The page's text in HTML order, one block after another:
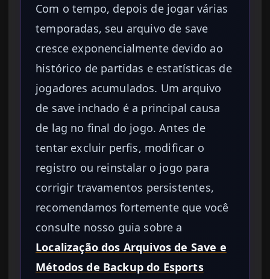
Com o tempo, depois de jogar várias
temporadas, seu arquivo de save
cresce exponencialmente devido ao
histórico de partidas e estatísticas de
jogadores acumulados. Um arquivo
de save inchado é a principal causa
de lag no final do jogo. Antes de
tentar excluir perfis, modificar o
registro ou reinstalar o jogo para
corrigir travamentos persistentes,
recomendamos fortemente que você
consulte nosso guia sobre a
Localização dos Arquivos de Save e
Métodos de Backup do Esports